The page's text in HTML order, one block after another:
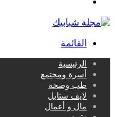
القائمة
الرئيسية
أسرة ومجتمع
طب وصحة
لايف ستايل
مال و أعمال